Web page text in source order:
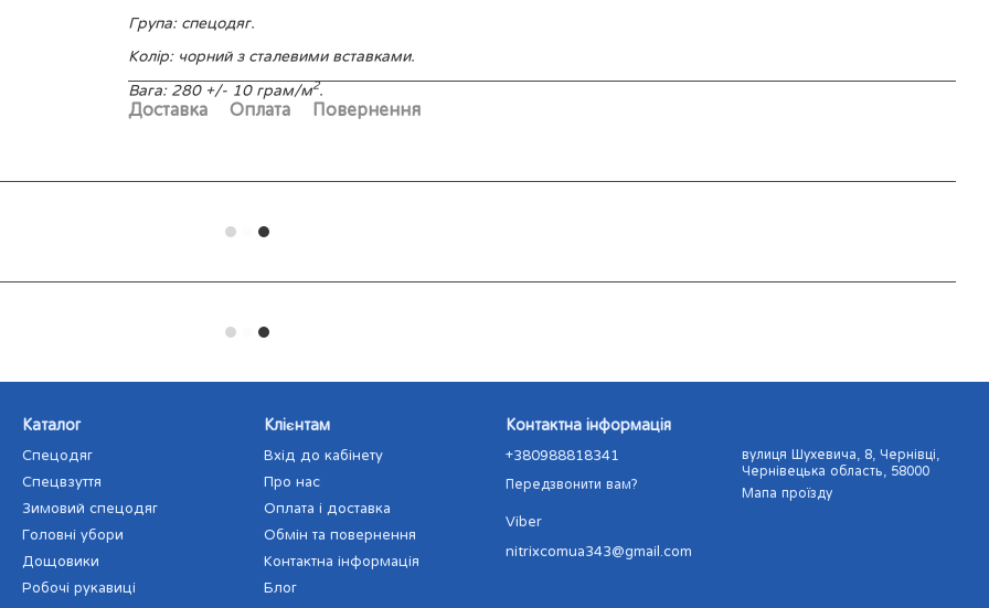
Група: спецодяг.
Колір: чорний з сталевими вставками.
Вага: 280 +/- 10 грам/м2.
Доставка Оплата Повернення
Каталог
Спецодяг
Спецвзуття
Зимовий спецодяг
Головні убори
Дощовики
Робочі рукавиці
Клієнтам
Вхід до кабінету
Про нас
Оплата і доставка
Обмін та повернення
Контактна інформація
Блог
Контактна інформація
+380988818341
Передзвонити вам?
Viber
nitrixcomua343@gmail.com
вулиця Шухевича, 8, Чернівці,
Чернівецька область, 58000
Мапа проїзду